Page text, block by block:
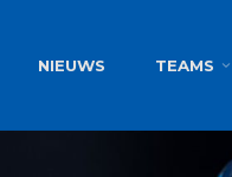
NIEUWS TEAMS